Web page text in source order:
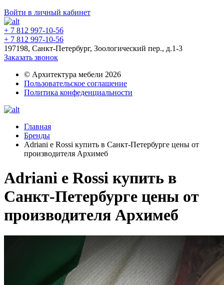
Войти в личный кабинет
+ 7 812 997-10-56
+ 7 812 997-10-56
197198, Санкт-Петербург, Зоологический пер., д.1-3
Заказать звонок
© Архитектура мебели 2026
Пользовательское соглашение
Политика конфеденциальности
Главная
Бренды
Adriani e Rossi купить в Санкт-Петербурге цены от
производителя Архимеб
Adriani e Rossi купить в
Санкт-Петербурге цены от
производителя Архимеб